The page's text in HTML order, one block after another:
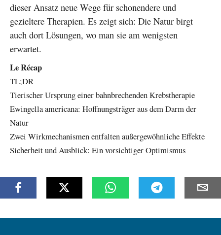
dieser Ansatz neue Wege für schonendere und
gezieltere Therapien. Es zeigt sich: Die Natur birgt
auch dort Lösungen, wo man sie am wenigsten
erwartet.
Le Récap
TL;DR
Tierischer Ursprung einer bahnbrechenden Krebstherapie
Ewingella americana: Hoffnungsträger aus dem Darm der
Natur
Zwei Wirkmechanismen entfalten außergewöhnliche Effekte
Sicherheit und Ausblick: Ein vorsichtiger Optimismus